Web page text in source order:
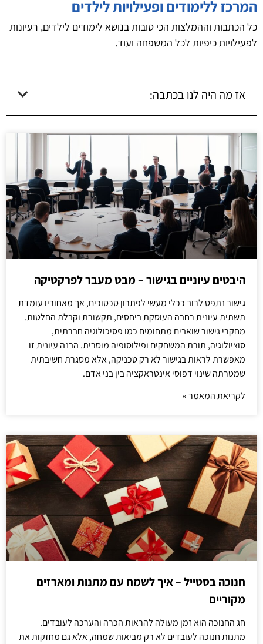
המרכז ללימודים ופעילויות לילדים
כל הכתבות וההמלצות הכי טובות בנושא לימודים לילדים, רעיונות
לפעילויות כיפיות לכל המשפחה ועוד.
אז מה היה לנו בכתבה:
היבטים עיוניים בגישור – מבט מעבר לפרקטיקה
גישור נתפס לרוב ככלי מעשי לפתרון סכסוכים, אך מאחוריו עומדת
תשתית עיונית רחבה העוסקת ביחסים, תקשורת וקבלת החלטות.
מחקרי גישור שואבים מתחומים כמו פסיכולוגיה חברתית,
סוציולוגיה, תורת המשחקים ופילוסופיה מוסרית. הבנה עיונית זו
מאפשרת לראות בגישור לא רק טכניקה, אלא מסגרת חשיבתית
שמטרתה שינוי דפוסי אינטראקציה בין בני אדם.
לקריאת המאמר »
חנוכה בסטייל – איך לשמח עם מתנות ומארזים
מקוריים
חג החנוכה הוא זמן מעולה להראות הכרה והערכה לעובדים.
מתנות חנוכה לעובדים לא רק מביאות שמחה, אלא גם מחזקות את